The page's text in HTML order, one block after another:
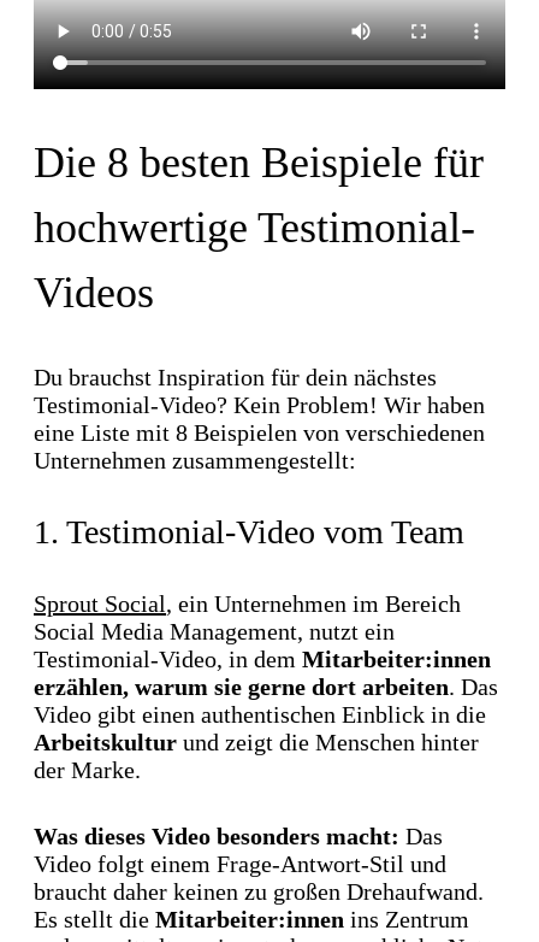
Die 8 besten Beispiele für
hochwertige Testimonial-
Videos
Du brauchst Inspiration für dein nächstes
Testimonial-Video? Kein Problem! Wir haben
eine Liste mit 8 Beispielen von verschiedenen
Unternehmen zusammengestellt:
1. Testimonial-Video vom Team
Sprout Social, ein Unternehmen im Bereich
Social Media Management, nutzt ein
Testimonial-Video, in dem Mitarbeiter:innen
erzählen, warum sie gerne dort arbeiten. Das
Video gibt einen authentischen Einblick in die
Arbeitskultur und zeigt die Menschen hinter
der Marke.
Was dieses Video besonders macht: Das
Video folgt einem Frage-Antwort-Stil und
braucht daher keinen zu großen Drehaufwand.
Es stellt die Mitarbeiter:innen ins Zentrum